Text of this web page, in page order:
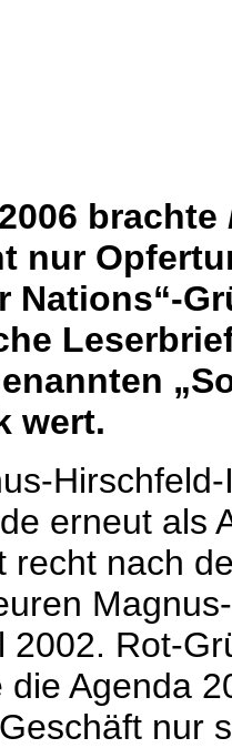
brachte
nur
Nations“-
wert.
erneut als
recht nach
2002. Rot-
Agenda
nur